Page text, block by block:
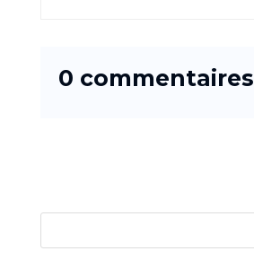
0 commentaires